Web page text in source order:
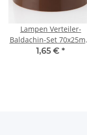
Lampen Verteiler-
Baldachin-Set
braun Dreilochscheibe
1,65 € *